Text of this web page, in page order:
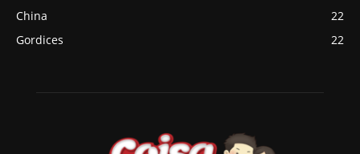
China
22
Gordices
22